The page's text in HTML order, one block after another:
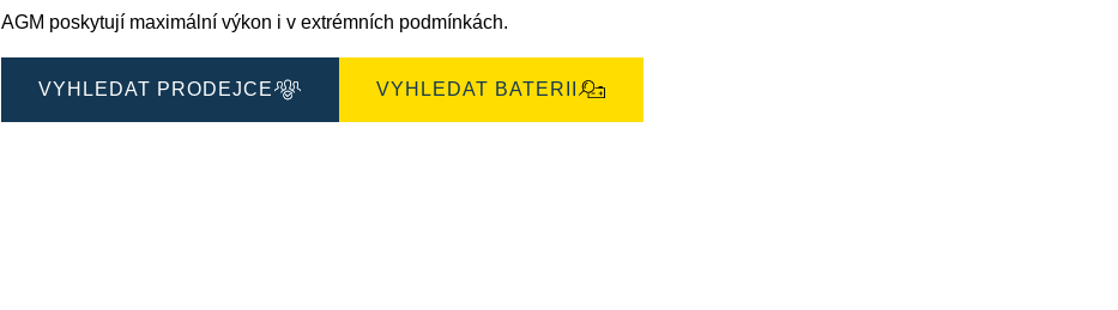
AGM poskytují maximální výkon i v extrémních podmínkách.
VYHLEDAT PRODEJCE VYHLEDAT BATERII